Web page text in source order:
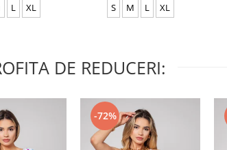
L XL S M L XL
DE REDUCERI:
-72%